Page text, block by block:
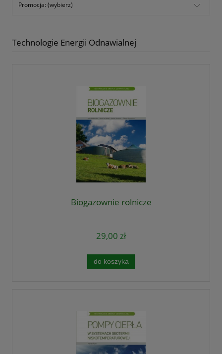
Promocja: (wybierz)
Technologie Energii Odnawialnej
Biogazownie rolnicze
29,00 zł
do koszyka